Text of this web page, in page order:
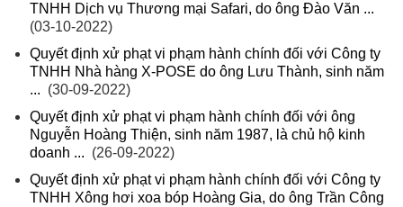
TNHH Dịch vụ Thương mại Safari, do ông Đào Văn ...
(03-10-2022)
Quyết định xử phạt vi phạm hành chính đối với Công ty
TNHH Nhà hàng X-POSE do ông Lưu Thành, sinh năm
... (30-09-2022)
Quyết định xử phạt vi phạm hành chính đối với ông
Nguyễn Hoàng Thiện, sinh năm 1987, là chủ hộ kinh
doanh ... (26-09-2022)
Quyết định xử phạt vi phạm hành chính đối với Công ty
TNHH Xông hơi xoa bóp Hoàng Gia, do ông Trần Công